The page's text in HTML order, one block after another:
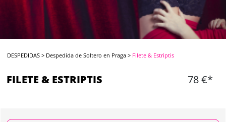
DESPEDIDAS > Despedida de Soltero en Praga > Filete & Estriptis
FILETE & ESTRIPTIS 78 €*